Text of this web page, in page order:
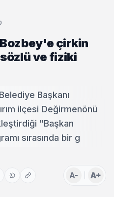
çirkin
ve fiziki
Başkanı
ilçesi Değirmenönü
"Başkan
sırasında bir g
A- A+